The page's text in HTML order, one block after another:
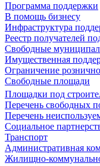
Программа поддержки
В помощь бизнесу
Инфраструктура
Реестр получателей
Свободные
Имущественная
Ограничение
Свободные площади
Площадки под
Перечень свободных
Перечень
Социальное
Транспорт
Административная
Жилищно-